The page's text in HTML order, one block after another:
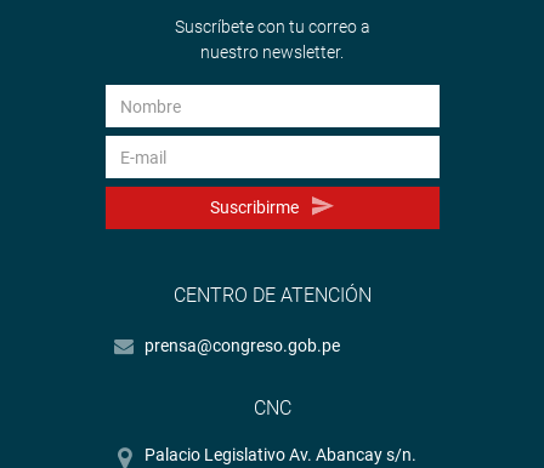
Suscríbete con tu correo a
nuestro newsletter.
Suscribirme
CENTRO DE ATENCIÓN
prensa@congreso.gob.pe
CNC
Palacio Legislativo Av. Abancay s/n.